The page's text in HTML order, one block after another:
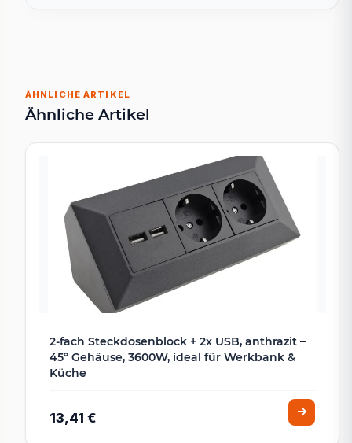
ÄHNLICHE ARTIKEL
Ähnliche Artikel
2-fach Steckdosenblock + 2x USB, anthrazit –
45° Gehäuse, 3600W, ideal für Werkbank &
Küche
13,41 €